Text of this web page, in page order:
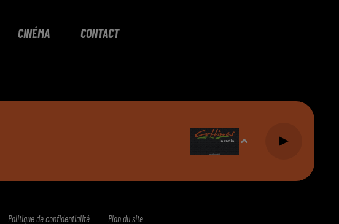
CINÉMA CONTACT
Politique de confidentialité Plan du site